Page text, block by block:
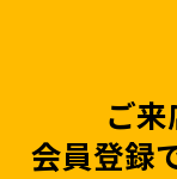
ご
会員登録